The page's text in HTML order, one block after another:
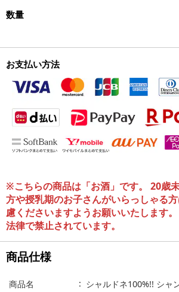
数量
お支払い方法
※こちらの商品は「お酒」です。 20歳
方や授乳期のお子さんがいらっしゃる
慮くださいますようお願いいたします
法律で禁止されています。
商品仕様
商品名
シャルドネ100%!! シャ